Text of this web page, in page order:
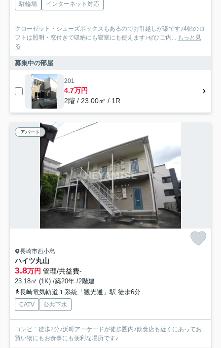
駐輪場 インターネット対応
クローゼット・シューズボックスもあるのでお引越しが楽です♪4帖のロ
フトは照明・窓付きで収納にも寝室にも使えます♪ぜひご内... もっと見
る
募集中の部屋
201
4.7万円
2階 / 23.00㎡ / 1R
アパート
長崎市西小島
ハイツ丸山
3.8万円 管理/共益費-
23.18㎡ (1K) /築20年 /2階建
長崎電気軌道１系統「観光通」駅 徒歩6分
CATV 公共下水
コンビニ徒歩2分♪浜町アーケードが徒歩圏内♪飲食店も近くにあってお
買い物にもお食事にも便利な場所です♪